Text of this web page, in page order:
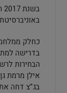
כחלק
בדרישה
הבחירות
אילן מרמת
בג”צ דחה